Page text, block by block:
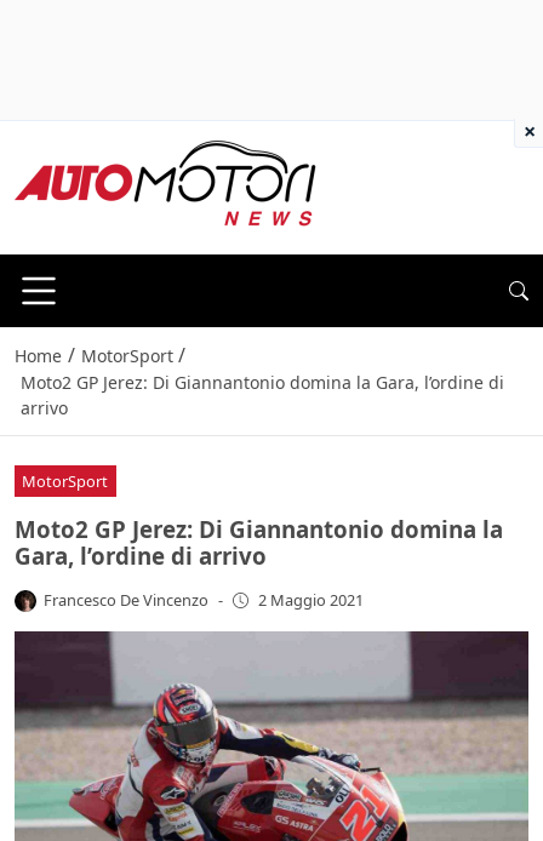
Home / MotorSport /
Moto2 GP Jerez: Di Giannantonio domina la Gara, l’ordine di
arrivo
MotorSport
Moto2 GP Jerez: Di Giannantonio domina la
Gara, l’ordine di arrivo
Francesco De Vincenzo - 2 Maggio 2021
×